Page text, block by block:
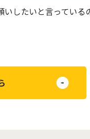
したいと言ってい